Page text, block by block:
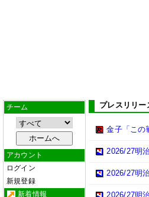
チーム
アカウント
ログイン
新規登録
新着情報
プレスリリー
金子「この
2026/27明
2026/27明
2026/27明